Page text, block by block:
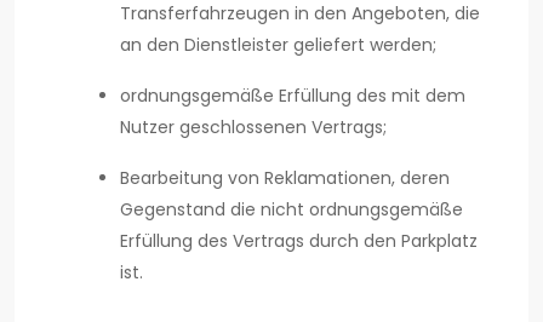
Transferfahrzeugen in den Angeboten, die
an den Dienstleister geliefert werden;
ordnungsgemäße Erfüllung des mit dem
Nutzer geschlossenen Vertrags;
Bearbeitung von Reklamationen, deren
Gegenstand die nicht ordnungsgemäße
Erfüllung des Vertrags durch den Parkplatz
ist.